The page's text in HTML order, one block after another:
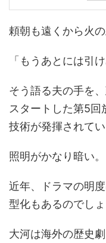
頼朝も遠くから火
「もうあとには引け
そう語る夫の手を
スタートした第5
技術が発揮されてい
照明がかなり暗い。
近年、ドラマの明
型化もあるのでしょ
大河は海外の歴史